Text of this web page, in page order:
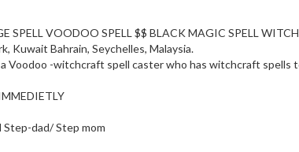
SPELL VOODOO SPELL $$ BLACK MAGIC SPELL
Kuwait Bahrain, Seychelles, Malaysia.
Voodoo -witchcraft spell caster who has witchcraft
dad/ Step mom